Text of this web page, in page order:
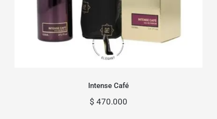
Intense Café
$ 470.000